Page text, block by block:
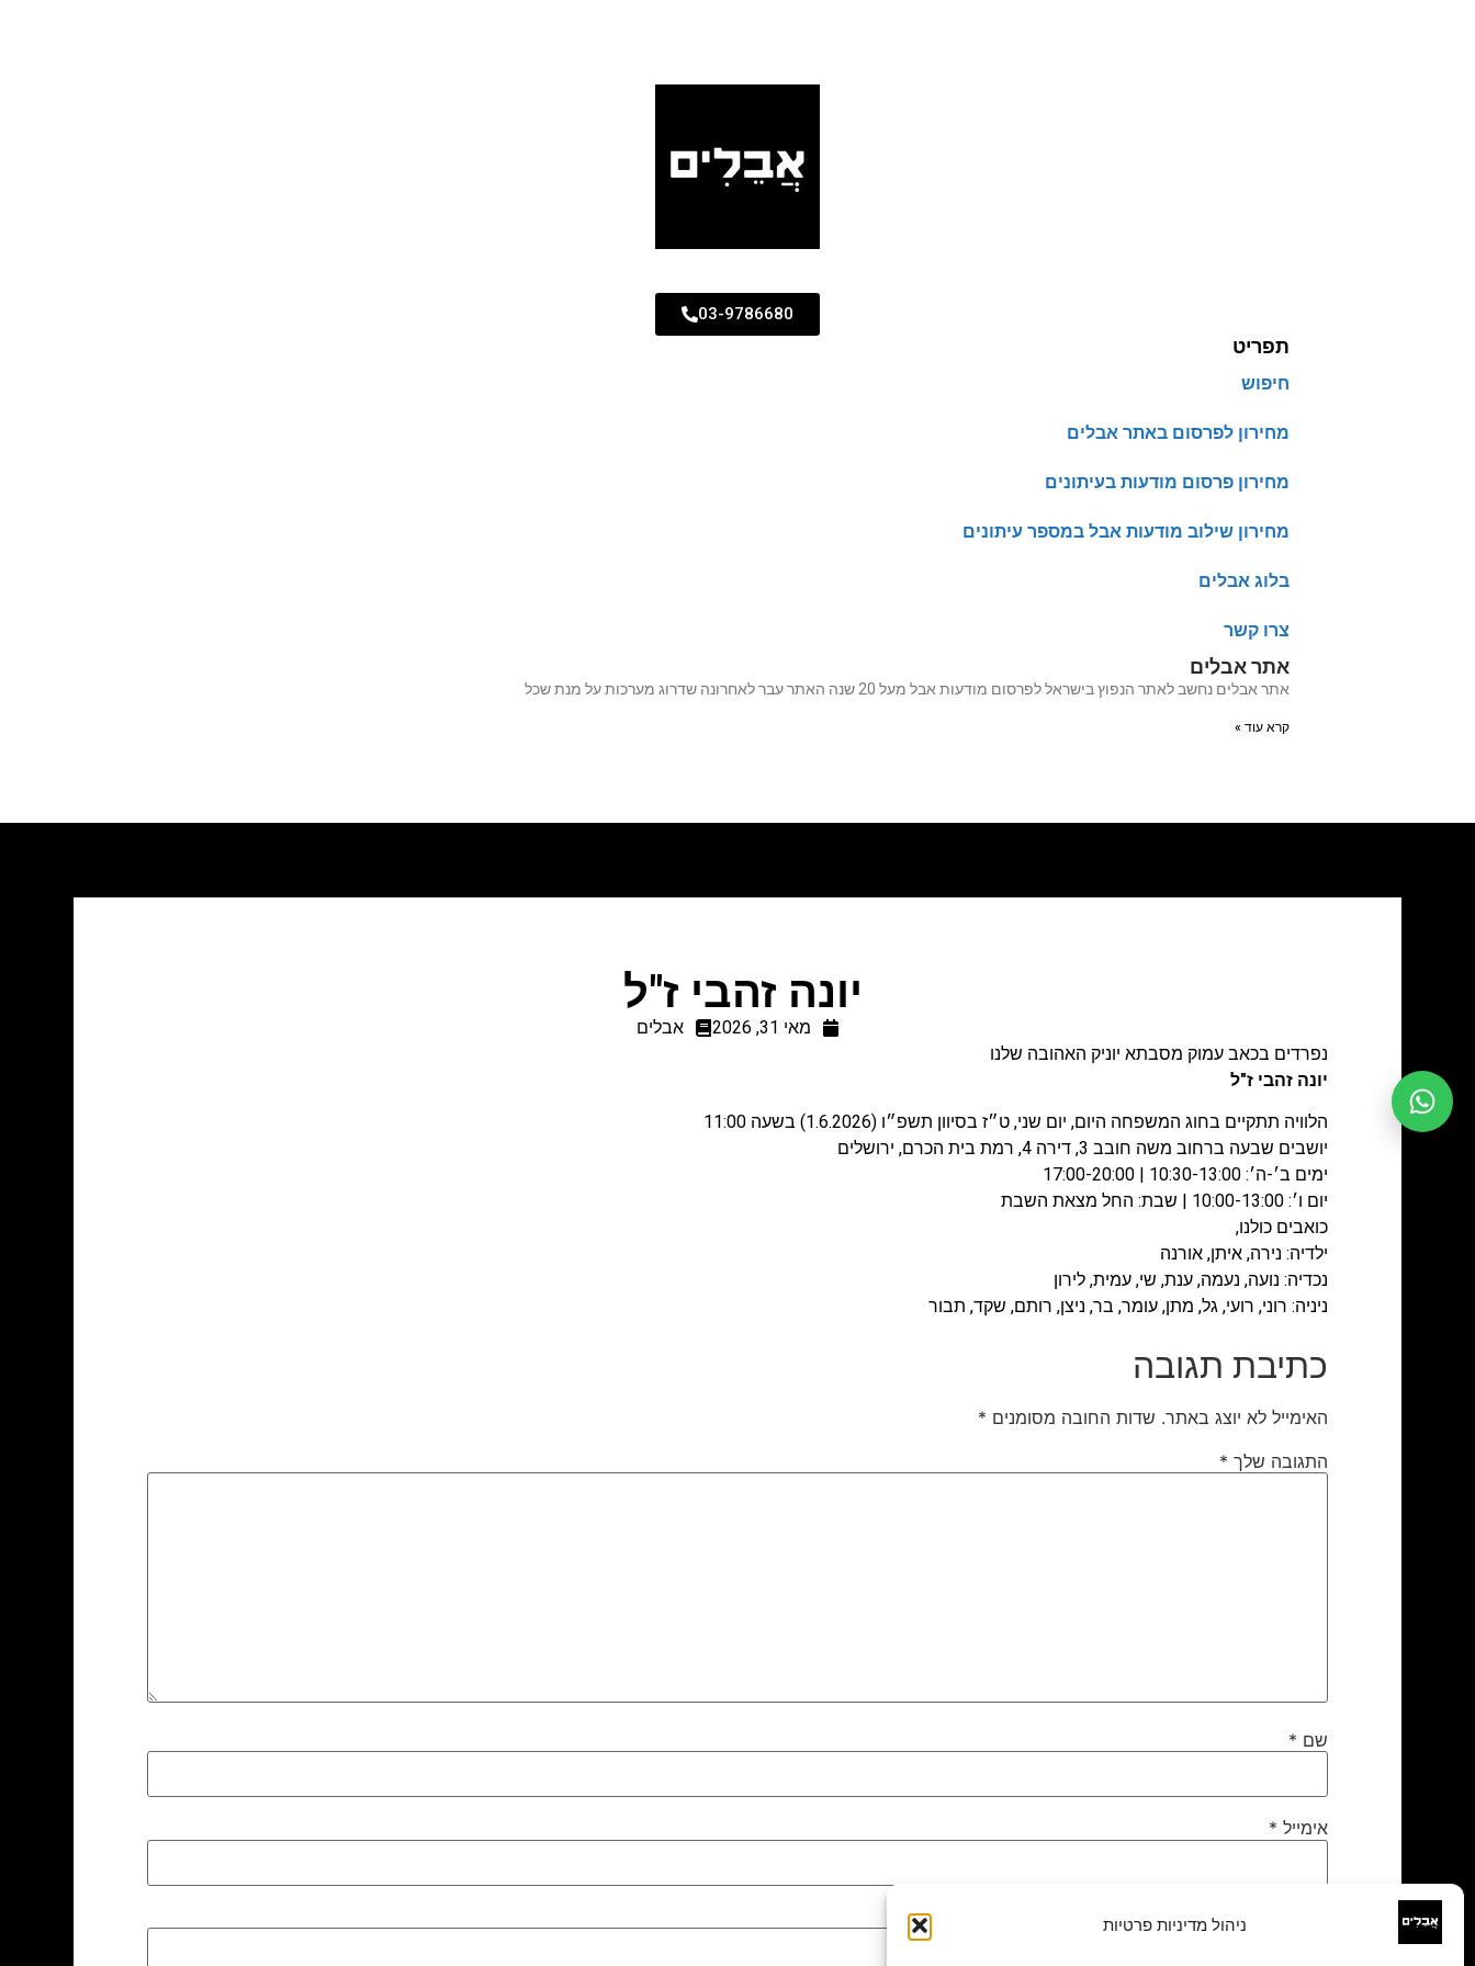
ניהול מדיניות פרטיות
03-9786680
תפריט
חיפוש
מחירון לפרסום באתר אבלים
מחירון פרסום מודעות בעיתונים
מחירון שילוב מודעות אבל במספר עיתונים
בלוג אבלים
צרו קשר
אתר אבלים
אתר אבלים נחשב לאתר הנפוץ בישראל לפרסום מודעות אבל מעל 20 שנה האתר עבר לאחרונה שדרוג מערכות על מנת שכל
קרא עוד »
יונה זהבי ז"ל
מאי 31, 2026
אבלים
נפרדים בכאב עמוק מסבתא יוניק האהובה שלנו
יונה זהבי ז"ל
הלוויה תתקיים בחוג המשפחה היום, יום שני, ט״ז בסיוון תשפ״ו (1.6.2026) בשעה 11:00
יושבים שבעה ברחוב משה חובב 3, דירה 4, רמת בית הכרם, ירושלים
ימים ב׳-ה׳: 10:30-13:00 | 17:00-20:00
יום ו׳: 10:00-13:00 | שבת: החל מצאת השבת
כואבים כולנו,
ילדיה: נירה, איתן, אורנה
נכדיה: נועה, נעמה, ענת, שי, עמית, לירון
ניניה: רוני, רועי, גל, מתן, עומר, בר, ניצן, רותם, שקד, תבור
כתיבת תגובה
האימייל לא יוצג באתר. שדות החובה מסומנים *
התגובה שלך *
שם *
אימייל *